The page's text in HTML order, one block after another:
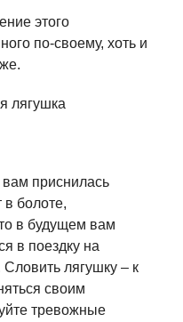
этого
по-своему, хоть и
приснилась
в болоте,
в будущем вам
в поездку на
лягушку – к
своим
тревожные